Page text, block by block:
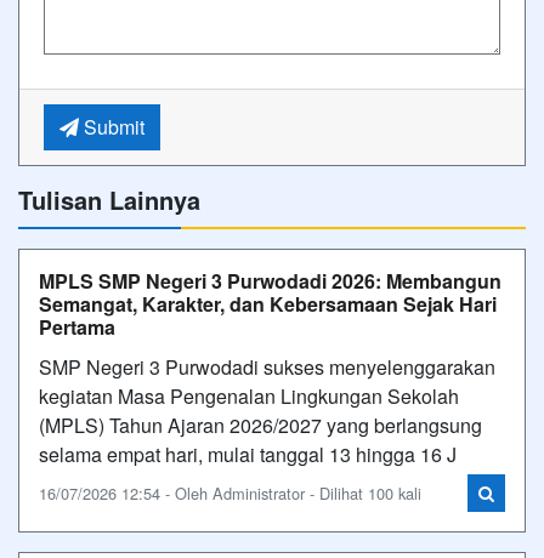
Submit
Tulisan Lainnya
MPLS SMP Negeri 3 Purwodadi 2026: Membangun
Semangat, Karakter, dan Kebersamaan Sejak Hari
Pertama
SMP Negeri 3 Purwodadi sukses menyelenggarakan
kegiatan Masa Pengenalan Lingkungan Sekolah
(MPLS) Tahun Ajaran 2026/2027 yang berlangsung
selama empat hari, mulai tanggal 13 hingga 16 J
16/07/2026 12:54 - Oleh Administrator - Dilihat 100 kali